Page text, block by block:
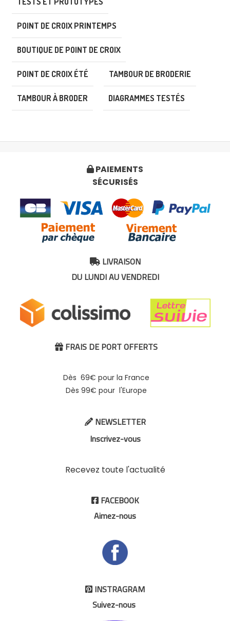
POINT DE CROIX PRINTEMPS
BOUTIQUE DE POINT DE CROIX
POINT DE CROIX ÉTÉ TAMBOUR DE BRODERIE
TAMBOUR À BRODER DIAGRAMMES TESTÉS
 PAIEMENTS
SÉCURISÉS
LIVRAISON
DU LUNDI AU VENDREDI
 FRAIS DE PORT OFFERTS
Dès 69€ pour la France
Dès 99€ pour l'Europe
NEWSLETTER
Inscrivez-vous
Recevez toute l'actualité
FACEBOOK
Aimez-nous
 INSTRAGRAM
Suivez-nous